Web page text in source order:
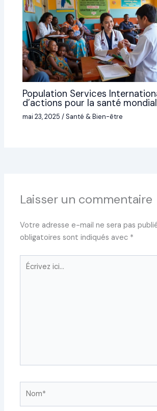
Population Services
d’actions pour la santé
mai 23, 2025/Santé & Bien-être
Laisser un commentaire
Votre adresse e-mail ne sera pas
obligatoires sont indiqués avec *
Écrivez